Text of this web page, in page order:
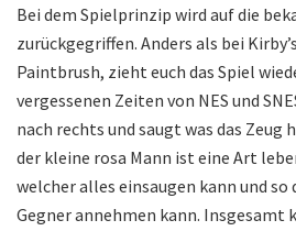
Bei dem Spielprinzip wird auf die
zurückgegriffen. Anders als bei
Paintbrush, zieht euch das Spiel
vergessenen Zeiten von NES und
nach rechts und saugt was das
der kleine rosa Mann ist eine Art
welcher alles einsaugen kann und
Gegner annehmen kann. Insgesamt